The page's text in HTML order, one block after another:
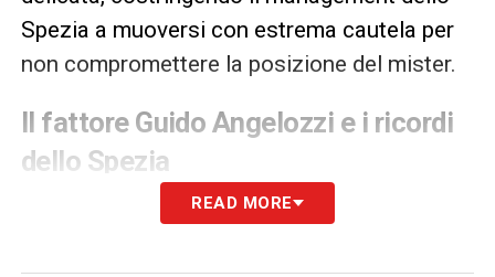
Spezia a muoversi con estrema cautela per
non compromettere la posizione del mister.
Il fattore Guido Angelozzi e i ricordi
dello Spezia
A fare la differenza e a far pendere l’ago
READ MORE